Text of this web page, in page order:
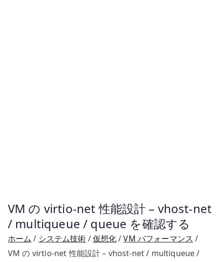
VM の virtio-net 性能設計 – vhost-net
/ multiqueue / queue を確認する
ホーム システム技術 仮想化
VM パフォーマンス
VM の virtio-net 性能設計 – vhost-net / multiqueue /